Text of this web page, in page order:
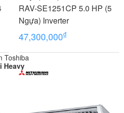
RAV-SE1251CP 5.0 HP (5
Ngựa) Inverter
47,300,000₫
Toshiba
Heavy